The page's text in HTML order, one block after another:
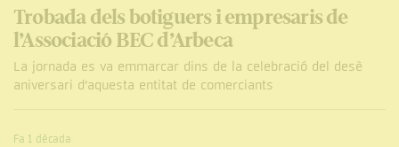
Trobada dels botiguers i empresaris de
l’Associació BEC d’Arbeca
La jornada es va emmarcar dins de la celebració del desè
aniversari d’aquesta entitat de comerciants
Fa 1 dècada